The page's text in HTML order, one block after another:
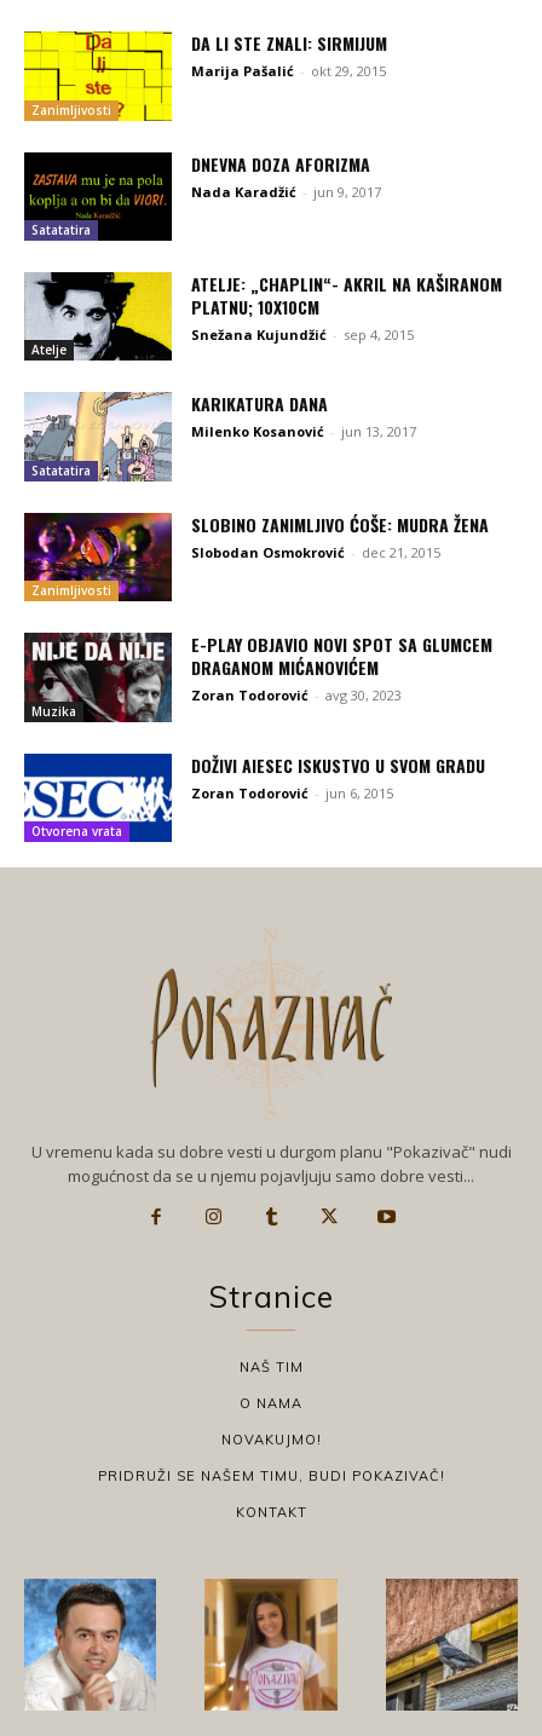
Zanimljivosti
DA LI STE ZNALI: SIRMIJUM
Marija Pašalić - okt 29, 2015
Satatatira
DNEVNA DOZA AFORIZMA
Nada Karadžić - jun 9, 2017
Atelje
ATELJE: „CHAPLIN“- AKRIL NA KAŠIRANOM
PLATNU; 10X10CM
Snežana Kujundžić - sep 4, 2015
Satatatira
KARIKATURA DANA
Milenko Kosanović - jun 13, 2017
Zanimljivosti
SLOBINO ZANIMLJIVO ĆOŠE: MUDRA ŽENA
Slobodan Osmokrović - dec 21, 2015
Muzika
E-PLAY OBJAVIO NOVI SPOT SA GLUMCEM
DRAGANOM MIĆANOVIĆEM
Zoran Todorović - avg 30, 2023
Otvorena vrata
DOŽIVI AIESEC ISKUSTVO U SVOM GRADU
Zoran Todorović - jun 6, 2015
U vremenu kada su dobre vesti u durgom planu "Pokazivač" nudi
mogućnost da se u njemu pojavljuju samo dobre vesti...
Stranice
NAŠ TIM
O NAMA
NOVAKUJMO!
PRIDRUŽI SE NAŠEM TIMU, BUDI POKAZIVAČ!
KONTAKT